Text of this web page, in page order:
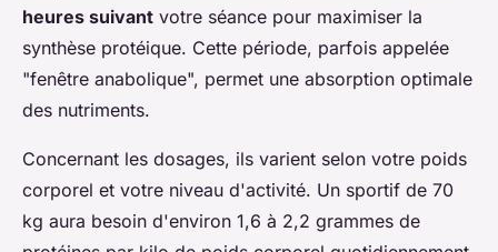
heures suivant votre séance pour maximiser la
synthèse protéique. Cette période, parfois appelée
"fenêtre anabolique", permet une absorption optimale
des nutriments.
Concernant les dosages, ils varient selon votre poids
corporel et votre niveau d'activité. Un sportif de 70
kg aura besoin d'environ 1,6 à 2,2 grammes de